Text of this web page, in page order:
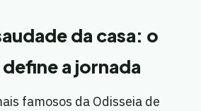
da casa: o
a jornada
famosos da Odisseia de